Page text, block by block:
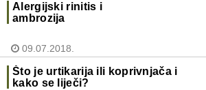
Alergijski rinitis i
ambrozija
09.07.2018.
Što je urtikarija ili koprivnjača i
kako se liječi?